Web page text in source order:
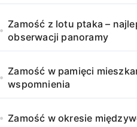
Zamość z lotu ptaka –
obserwacji panoramy
Zamość w pamięci
wspomnienia
Zamość w okresie